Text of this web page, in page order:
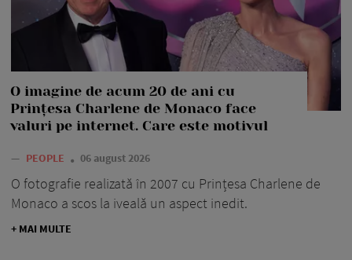
O imagine de acum 20 de ani cu
Prințesa Charlene de Monaco face
valuri pe internet. Care este motivul
— PEOPLE 06 august 2026
O fotografie realizată în 2007 cu Prințesa Charlene de
Monaco a scos la iveală un aspect inedit.
+ MAI MULTE